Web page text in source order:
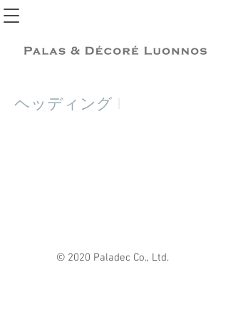
ヘッディング 1
© 2020 Paladec Co., Ltd.